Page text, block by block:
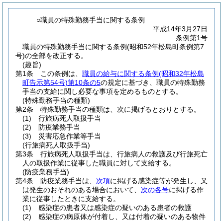
○職員の特殊勤務手当に関する条例
平成14年3月27日
条例第1号
職員の特殊勤務手当に関する条例(昭和52年松島町条例第7
号)の全部を改正する。
(趣旨)
第1条
この条例は、 職員の給与に関する条例(昭和32年松島
町告示第54号)第10条の5の規定に基づき、職員の特殊勤務
手当の支給に関し必要な事項を定めるものとする。
(特殊勤務手当の種類)
第2条
特殊勤務手当の種類は、次に掲げるとおりとする。
(1)
行旅病死人取扱手当
(2)
防疫業務手当
(3)
災害応急作業等手当
(行旅病死人取扱手当)
第3条
行旅病死人取扱手当は、行旅病人の救護及び行旅死亡
人の取扱作業に従事した職員に対して支給する。
(防疫業務手当)
第4条
防疫業務手当は、 次項に掲げる感染症等が発生し、又
は発生のおそれのある場合において、 次の各号に掲げる作
業に従事したときに支給する。
(1)
感染症の患者又は感染症の疑いのある患者の救護
(2)
感染症の病原体が付着し、又は付着の疑いのある物件